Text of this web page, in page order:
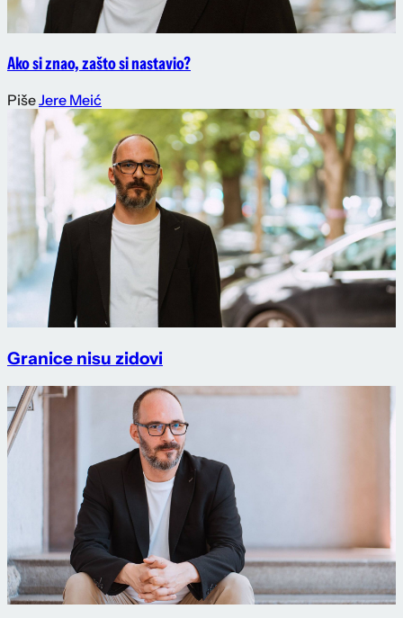
Ako si znao, zašto si nastavio?
PišeJere Meić
Granice nisu zidovi